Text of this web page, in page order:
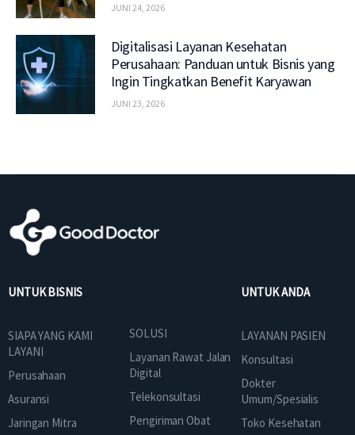
JUNI 24, 2026
Digitalisasi Layanan Kesehatan
Perusahaan: Panduan untuk Bisnis yang
Ingin Tingkatkan Benefit Karyawan
JUNI 23, 2026
UNTUK BISNIS
SIAPA YANG KAMI
LAYANI
Perusahaan
Asuransi
Jaringan Mitra
SOLUSI
Layanan Rawat Jalan
Digital
Telekonsultasi
Pengiriman Obat
UNTUK ANDA
LAYANAN PASIEN
Konsultasi
Dokter
Umum/Spesialis
Toko Kesehatan